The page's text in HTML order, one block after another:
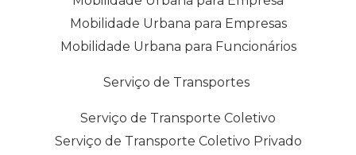
Mobilidade Urbana para Empresas
Mobilidade Urbana para Funcionários
Serviço de Transportes
Serviço de Transporte Coletivo
Serviço de Transporte Coletivo Privado